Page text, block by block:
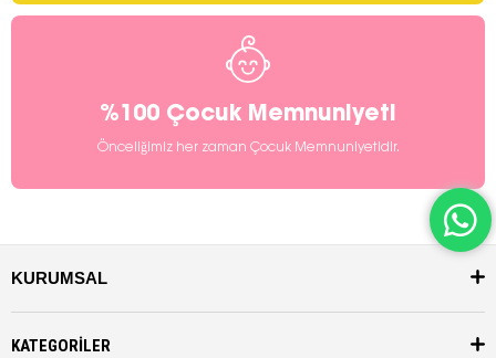
%100 Çocuk Memnuniyeti
Önceliğimiz her zaman Çocuk Memnuniyetidir.
KURUMSAL
KATEGORİLER